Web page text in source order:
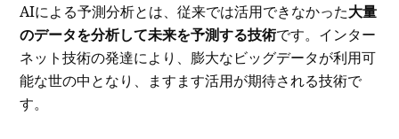
AIによる予測分析とは、従来では活用できなかった大量
のデータを分析して未来を予測する技術です。インター
ネット技術の発達により、膨大なビッグデータが利用可
能な世の中となり、ますます活用が期待される技術で
す。